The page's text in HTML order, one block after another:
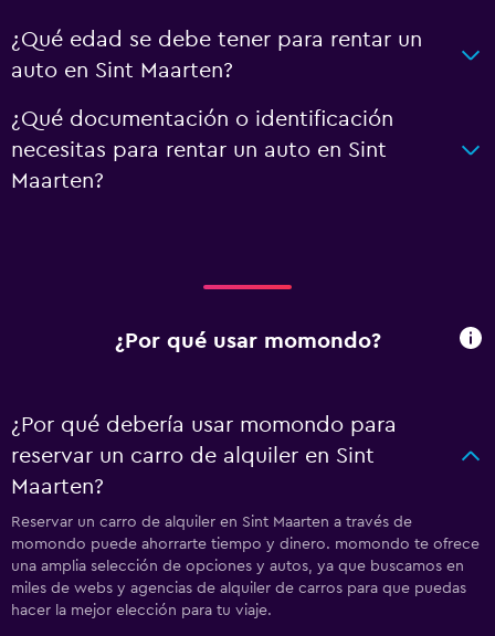
¿Qué edad se debe tener para rentar un
auto en Sint Maarten?
¿Qué documentación o identificación
necesitas para rentar un auto en Sint
Maarten?
¿Por qué usar momondo?
¿Por qué debería usar momondo para
reservar un carro de alquiler en Sint
Maarten?
Reservar un carro de alquiler en Sint Maarten a través de
momondo puede ahorrarte tiempo y dinero. momondo te ofrece
una amplia selección de opciones y autos, ya que buscamos en
miles de webs y agencias de alquiler de carros para que puedas
hacer la mejor elección para tu viaje.